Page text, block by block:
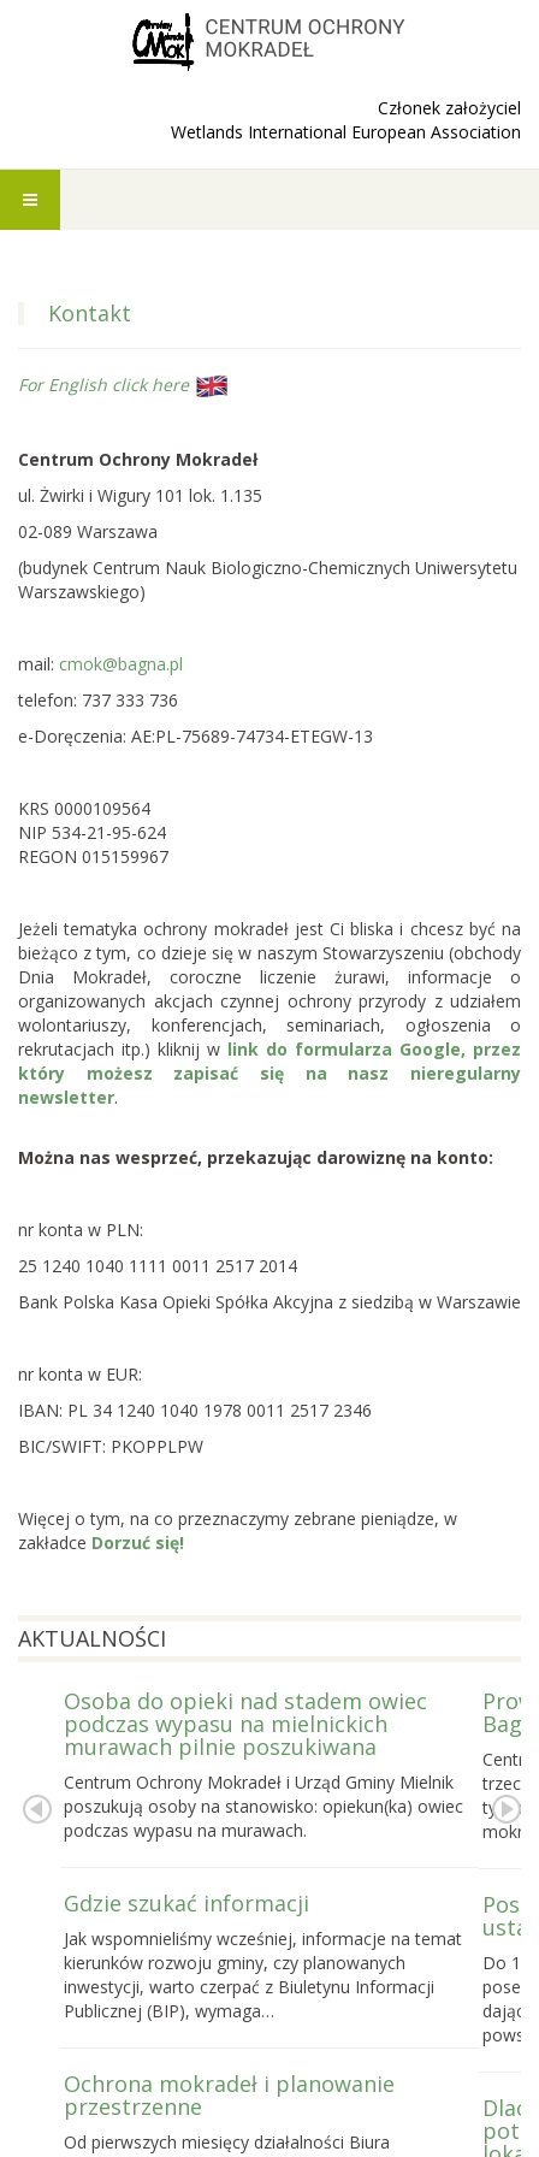
Członek założyciel
Wetlands International European Association
Kontakt
For English click here
Centrum Ochrony Mokradeł
ul. Żwirki i Wigury 101 lok. 1.135
02-089 Warszawa
(budynek Centrum Nauk Biologiczno-Chemicznych Uniwersytetu
Warszawskiego)
mail: cmok@bagna.pl
telefon: 737 333 736
e-Doręczenia: AE:PL-75689-74734-ETEGW-13
KRS 0000109564
NIP 534-21-95-624
REGON 015159967
Jeżelitematyka ochrony mokradełjest Ci bliska i chcesz być na
bieżąco z tym, co dzieje się w naszym Stowarzyszeniu (obchody
Dnia Mokradeł, coroczne liczenie żurawi, informacje o
organizowanych akcjach czynnej ochrony przyrody z udziałem
wolontariuszy, konferencjach, seminariach, ogłoszenia o
rekrutacjach itp.) kliknij w link do formularza Google, przez
który możesz zapisać się na nasz nieregularny
newsletter.
Można nas wesprzeć, przekazując darowiznę na konto:
nr konta w PLN:
25 1240 1040 1111 0011 2517 2014
Bank Polska Kasa Opieki Spółka Akcyjna z siedzibą w Warszawie
nr konta w EUR:
IBAN: PL 34 1240 1040 1978 0011 2517 2346
BIC/SWIFT: PKOPPLPW
Więcej o tym, na co przeznaczymy zebrane pieniądze, w
zakładce Dorzuć się!
AKTUALNOŚCI
Osoba do opieki nad stadem owiec
podczas wypasu na mielnickich
murawach pilnie poszukiwana
Centrum Ochrony Mokradeł i Urząd Gminy Mielnik
poszukują osoby na stanowisko: opiekun(ka) owiec
podczas wypasu na murawach.
Gdzie szukać informacji
Jak wspomnieliśmy wcześniej, informacje na temat
kierunków rozwoju gminy, czy planowanych
inwestycji, warto czerpać z Biuletynu Informacji
Publicznej (BIP), wymaga…
Ochrona mokradeł i planowanie
przestrzenne
Od pierwszych miesięcy działalności Biura
Do 16